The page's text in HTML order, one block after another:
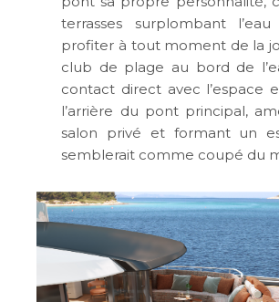
terrasses surplombant
profiter à tout moment de la
club de plage au bord de
contact direct avec l’espace
l’arrière du pont principal,
salon privé et formant un
semblerait comme coupé du